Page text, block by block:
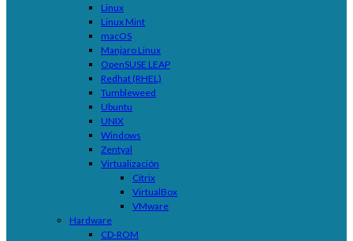
Linux
Linux Mint
macOS
Manjaro Linux
OpenSUSE LEAP
Redhat (RHEL)
Tumbleweed
Ubuntu
UNIX
Windows
Zentyal
Virtualización
Citrix
VirtualBox
VMware
Hardware
CD-ROM